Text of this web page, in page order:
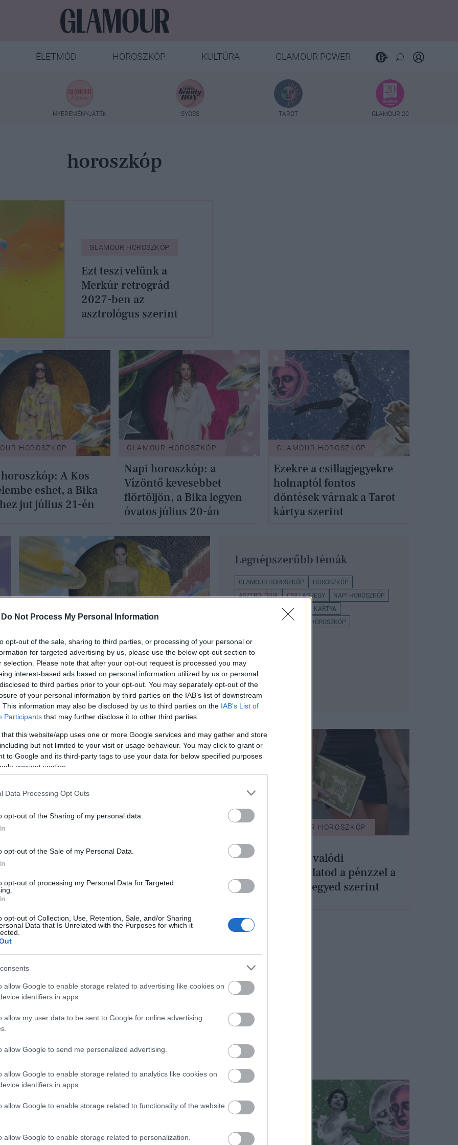
Do Not Process My Personal Information
opt-out of the sale, sharing to third parties, or processing of your personal or
for targeted advertising by us, please use the below opt-out section to
selection. Please note that after your opt-out request is processed you may
interest-based ads based on personal information utilized by us or personal
to third parties prior to your opt-out. You may separately opt-out of the
of your personal information by third parties on the IAB’s list of downstream
This information may also be disclosed by us to third parties on the IAB’s List of
Participants that may further disclose it to other third parties.
that this website/app uses one or more Google services and may gather and store
but not limited to your visit or usage behaviour. You may click to grant or
to Google and its third-party tags to use your data for below specified purposes
consent section.
Data Processing Opt Outs
opt-out of the Sharing of my personal data.
opt-out of the Sale of my Personal Data.
opt-out of processing my Personal Data for Targeted
opt-out of Collection, Use, Retention, Sale, and/or Sharing
Data that Is Unrelated with the Purposes for which it
allow Google to enable storage related to advertising like cookies on
identifiers in apps.
allow my user data to be sent to Google for online advertising
allow Google to send me personalized advertising.
allow Google to enable storage related to analytics like cookies on
identifiers in apps.
allow Google to enable storage related to functionality of the website
allow Google to enable storage related to personalization.
ÉLETMÓD HOROSZKÓP KULTÚRA GLAMOUR POWER
NYEREMÉNYJÁTÉK SYOSS TAROT GLAMOUR 20
horoszkóp
GLAMOUR HOROSZKÓP
Ezt teszi velünk a
Merkúr retrográd
2027-ben az
asztrológus szerint
HOROSZKÓP
A Kos
eshet, a Bika
jut július 21-én
GLAMOUR HOROSZKÓP
Napi horoszkóp: a
Vízöntő kevesebbet
flörtöljön, a Bika legyen
óvatos július 20-án
GLAMOUR HOROSZKÓP
Ezekre a csillagjegyekre
holnaptól fontos
döntések várnak a Tarot
kártya szerint
Napi horoszkóp: a Mérleg ma ne
együttműködőbb július 19-én
Legnépszerűbb témák
GLAMOUR HOROSZKÓP
HOROSZKÓP
ASZTROLÓGIA
CSILLAGJEGY
NAPI HOROSZKÓP
CSILLAGJEGYEK
TAROT KÁRTYA
SELENVIE TAROT
HETI HOROSZKÓP
HOROSZKÓP
horoszkóp: A
legyen
a Bak ne
el az érzelmeit
Napi horoszkóp: A
szerelem, a Mérleg lelki
békére lel július 16-án
GLAMOUR HOROSZKÓP
Ilyen a valódi
kapcsolatod a pénzzel a
csillagjegyed szerint
új barátokat szerezhet,
kaphat július 15-én